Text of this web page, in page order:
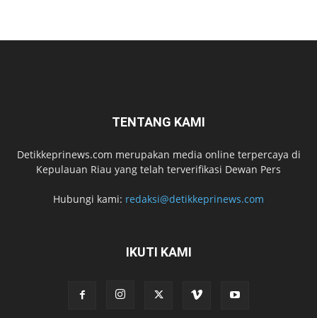
TENTANG KAMI
Detikkeprinews.com merupakan media online terpercaya di
Kepulauan Riau yang telah terverifikasi Dewan Pers
Hubungi kami: redaksi@detikkeprinews.com
IKUTI KAMI